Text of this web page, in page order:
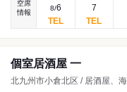
空席
情報
8/6 7
個室居酒屋 一
北九州市小倉北区 / 居酒屋、